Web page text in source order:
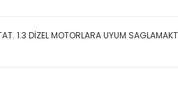
1.3 DİZEL MOTORLARA UYUM